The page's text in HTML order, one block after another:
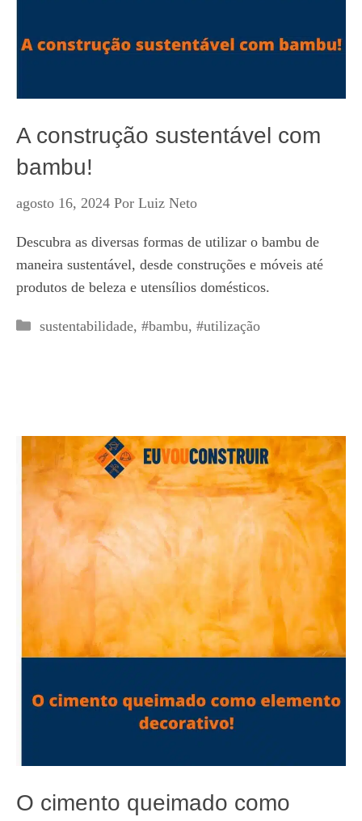
A construção sustentável com
bambu!
agosto 16, 2024 Por Luiz Neto
Descubra as diversas formas de utilizar o bambu de
maneira sustentável, desde construções e móveis até
produtos de beleza e utensílios domésticos.
Categorias
sustentabilidade, #bambu, #utilização
O cimento queimado como